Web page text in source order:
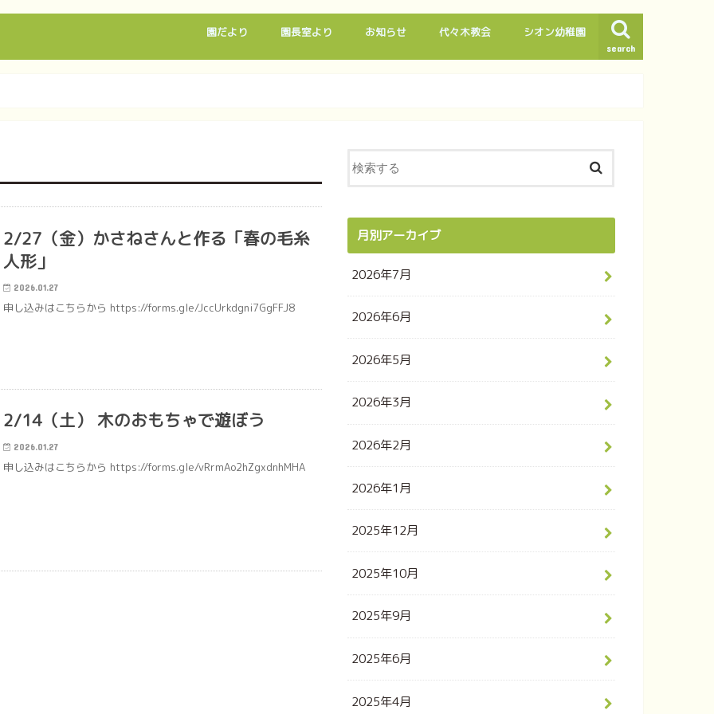
search
園だより 園長室より お知らせ 代々木教会 シオン幼稚園
2/27（金）かさねさんと作る「春の毛糸
人形」
2026.01.27
申し込みはこちらから https://forms.gle/JccUrkdgni7GgFFJ8
2/14（土） 木のおもちゃで遊ぼう
2026.01.27
申し込みはこちらから https://forms.gle/vRrmAo2hZgxdnhMHA
月別アーカイブ
2026年7月
2026年6月
2026年5月
2026年3月
2026年2月
2026年1月
2025年12月
2025年10月
2025年9月
2025年6月
2025年4月